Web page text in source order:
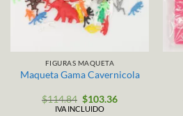
FIGURAS MAQUETA
Maqueta Gama Cavernicola
$114.84 El
precio
$103.36El
IVA INCLUIDO